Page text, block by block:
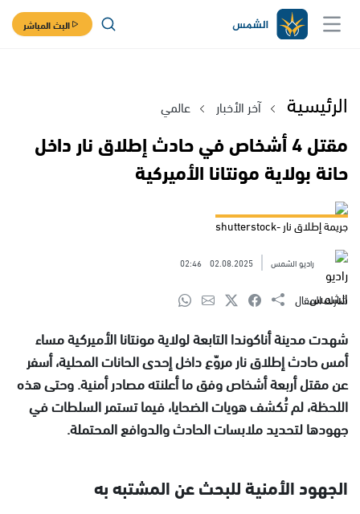
البث المباشر
الرئيسية آخر الأخبار عالمي
مقتل 4 أشخاص في حادث إطلاق نار داخل
حانة بولاية مونتانا الأميركية
جريمة إطلاق نار -shutterstock
راديو الشمس 02.08.2025
02:46
شارك المقال
شهدت مدينة أناكوندا التابعة لولاية مونتانا الأميركية مساء
أمس حادث إطلاق نار مروّع داخل إحدى الحانات المحلية، أسفر
عن مقتل أربعة أشخاص وفق ما أعلنته مصادر أمنية. وحتى هذه
اللحظة، لم تُكشف هويات الضحايا، فيما تستمر السلطات في
جهودها لتحديد ملابسات الحادث والدوافع المحتملة.
الجهود الأمنية للبحث عن المشتبه به